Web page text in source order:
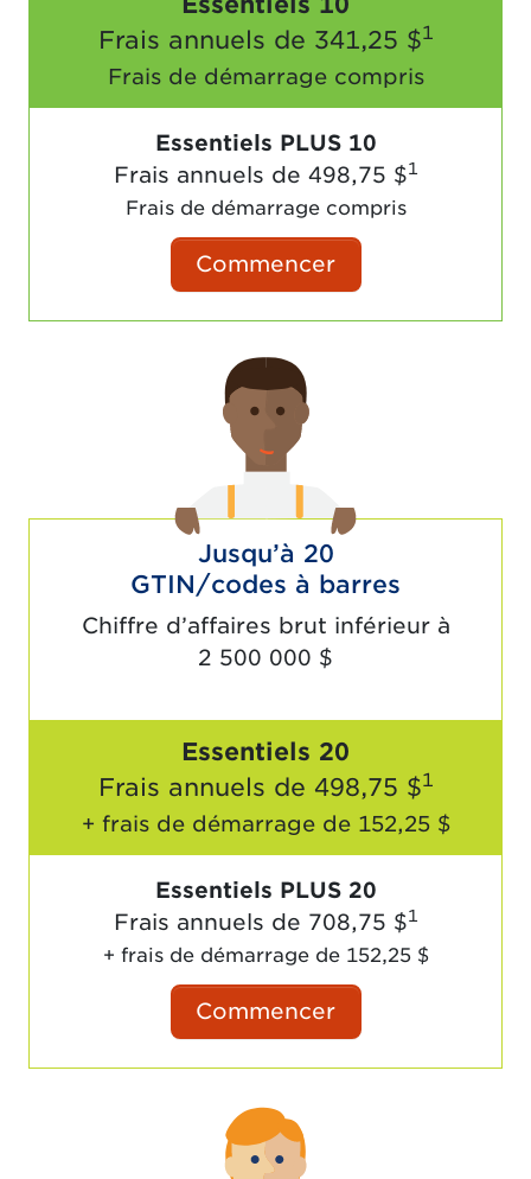
Frais annuels de 341,25 $1
Frais de démarrage compris
Essentiels PLUS 10
Frais annuels de 498,75 $1
Frais de démarrage compris
Commencer
Jusqu’à 20
GTIN/codes à barres
Chiffre d’affaires brut inférieur à
2 500 000 $
Essentiels 20
Frais annuels de 498,75 $1
+ frais de démarrage de 152,25 $
Essentiels PLUS 20
Frais annuels de 708,75 $1
+ frais de démarrage de 152,25 $
Commencer